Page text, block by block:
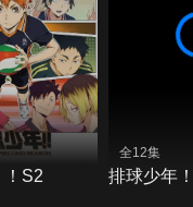
！S2
全12集
排球少年